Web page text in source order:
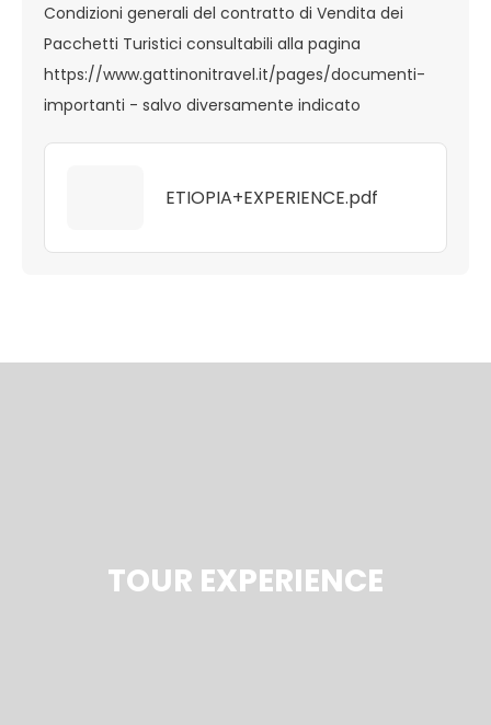
Condizioni generali del contratto di Vendita dei
Pacchetti Turistici consultabili alla pagina
https://www.gattinonitravel.it/pages/documenti-
importanti - salvo diversamente indicato
ETIOPIA+EXPERIENCE.pdf
TOUR EXPERIENCE